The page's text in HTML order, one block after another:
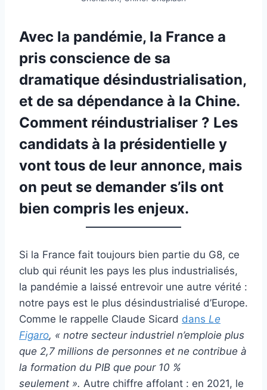
Avec la pandémie, la France a
pris conscience de sa
dramatique désindustrialisation,
et de sa dépendance à la Chine.
Comment réindustrialiser ? Les
candidats à la présidentielle y
vont tous de leur annonce, mais
on peut se demander s’ils ont
bien compris les enjeux.
Si la France fait toujours bien partie du G8, ce
club qui réunit les pays les plus industrialisés,
la pandémie a laissé entrevoir une autre vérité :
notre pays est le plus désindustrialisé d’Europe.
Comme le rappelle Claude Sicard dans Le
Figaro, « notre secteur industriel n’emploie plus
que 2,7 millions de personnes et ne contribue à
la formation du PIB que pour 10 %
seulement ». Autre chiffre affolant : en 2021, le